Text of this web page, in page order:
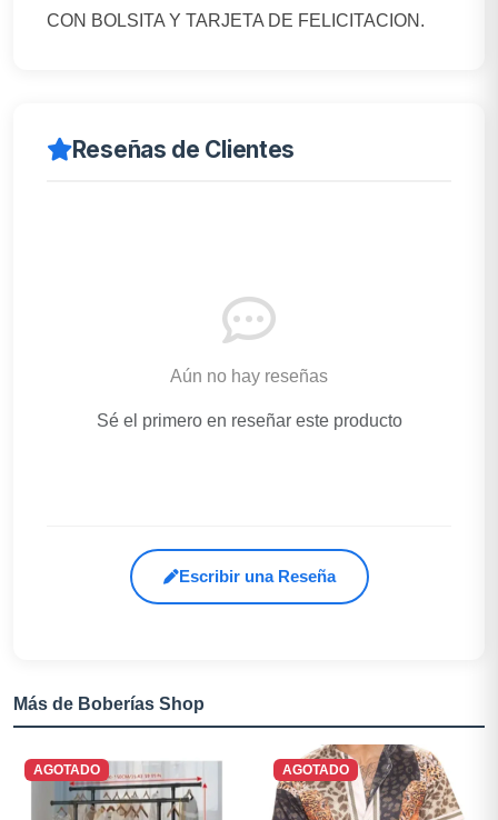
CON BOLSITA Y TARJETA DE FELICITACION.
Reseñas de Clientes
Aún no hay reseñas
Sé el primero en reseñar este producto
Escribir una Reseña
Más de Boberías Shop
AGOTADO AGOTADO